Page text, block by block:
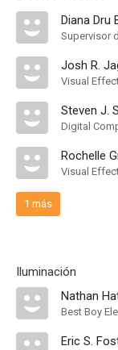
Diana Dru
Josh R.
Steven J.
Digital
Rochelle
1 más
Iluminación
Nathan
Best Boy
Eric S.